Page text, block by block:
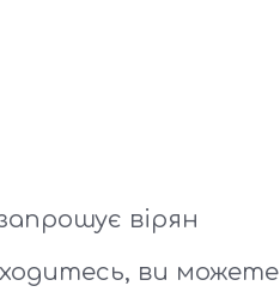
вірян
ви можете